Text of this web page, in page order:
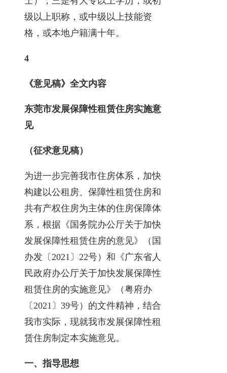
级以上职称，或中级以上技能资
格，或本地户籍满十年。
4
《意见稿》全文内容
东莞市发展保障性租赁住房实施意
见
（征求意见稿）
为进一步完善我市住房体系，加快
构建以公租房、保障性租赁住房和
共有产权住房为主体的住房保障体
系，根据《国务院办公厅关于加快
发展保障性租赁住房的意见》（国
办发〔2021〕22号）和《广东省人
民政府办公厅关于加快发展保障性
租赁住房的实施意见》（粤府办
〔2021〕39号）的文件精神，结合
我市实际，现就我市发展保障性租
赁住房制定本实施意见。
一、指导思想